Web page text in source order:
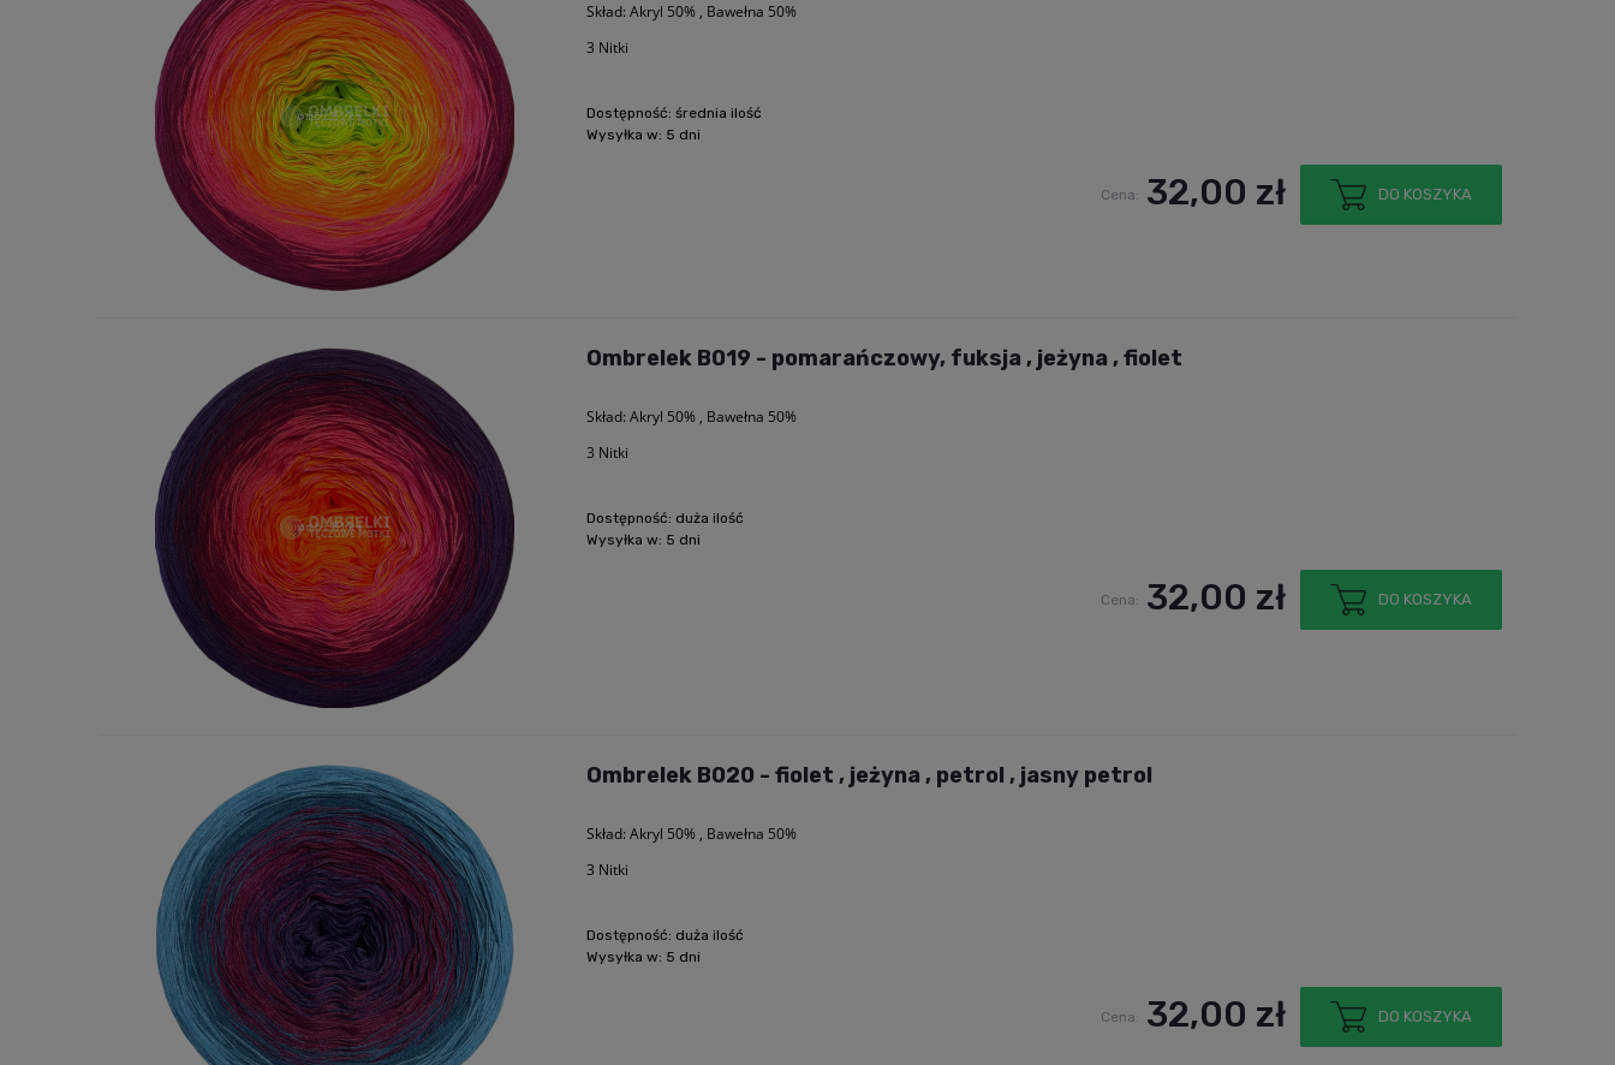
Skład: Akryl 50% , Bawełna 50%
3 Nitki
Dostępność: średnia ilość
Wysyłka w: 5 dni
Cena: 32,00 zł DO KOSZYKA
Ombrelek B019 - pomarańczowy, fuksja , jeżyna , fiolet
Skład: Akryl 50% , Bawełna 50%
3 Nitki
Dostępność: duża ilość
Wysyłka w: 5 dni
Cena: 32,00 zł DO KOSZYKA
Ombrelek B020 - fiolet , jeżyna , petrol , jasny petrol
Skład: Akryl 50% , Bawełna 50%
3 Nitki
Dostępność: duża ilość
Wysyłka w: 5 dni
Cena: 32,00 zł DO KOSZYKA